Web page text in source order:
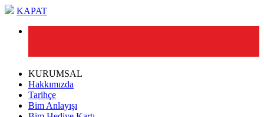
KAPAT
KURUMSAL
Hakkımızda
Tarihçe
Bim Anlayışı